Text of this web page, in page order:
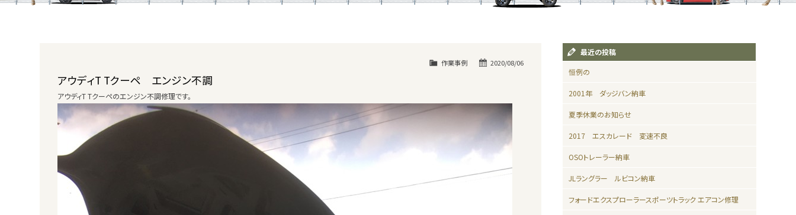
2020/08/06
作業事例
アウディT Tクーペ エンジン不調
アウディT Tクーペのエンジン不調修理です。
最近の投稿
恒例の
2001年 ダッジバン納車
夏季休業のお知らせ
2017 エスカレード 変速不良
OSOトレーラー納車
JLラングラー ルビコン納車
フォードエクスプローラースポーツトラック エアコン修理